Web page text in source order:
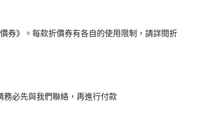
券》。每款折價券有各自的使用限制，請詳閱折
務必先與我們聯絡，再進行付款